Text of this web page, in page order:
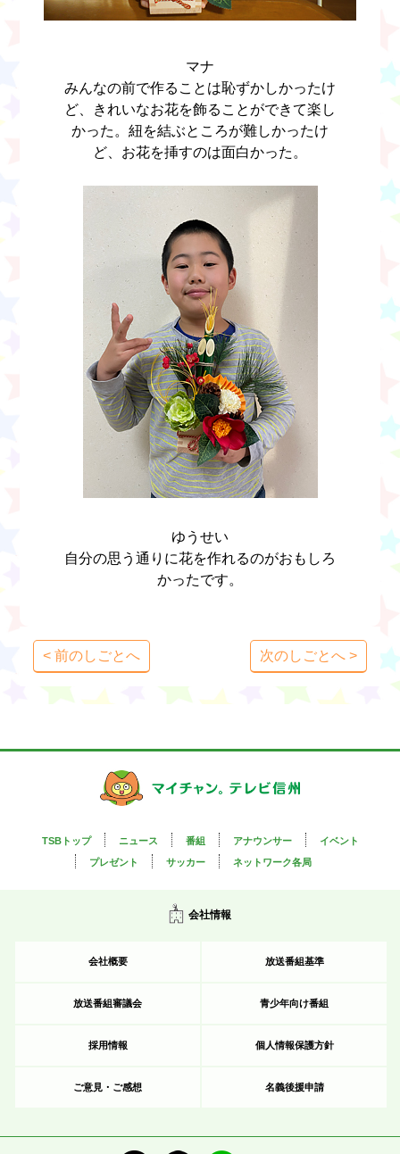
マナ
みんなの前で作ることは恥ずかしかったけ
ど、きれいなお花を飾ることができて楽し
かった。紐を結ぶところが難しかったけ
ど、お花を挿すのは面白かった。
ゆうせい
自分の思う通りに花を作れるのがおもしろ
かったです。
< 前のしごとへ 次のしごとへ >
TSBトップ ニュース 番組 アナウンサー
イベント
プレゼント
サッカー ネットワーク各局
会社情報
会社概要 放送番組基準
放送番組審議会 青少年向け番組
採用情報 個人情報保護方針
ご意見・ご感想 名義後援申請